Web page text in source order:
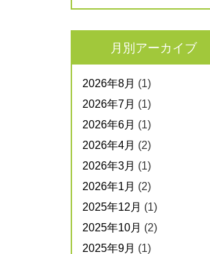
月別アーカイブ
2026年8月 (1)
2026年7月 (1)
2026年6月 (1)
2026年4月 (2)
2026年3月 (1)
2026年1月 (2)
2025年12月 (1)
2025年10月 (2)
2025年9月 (1)